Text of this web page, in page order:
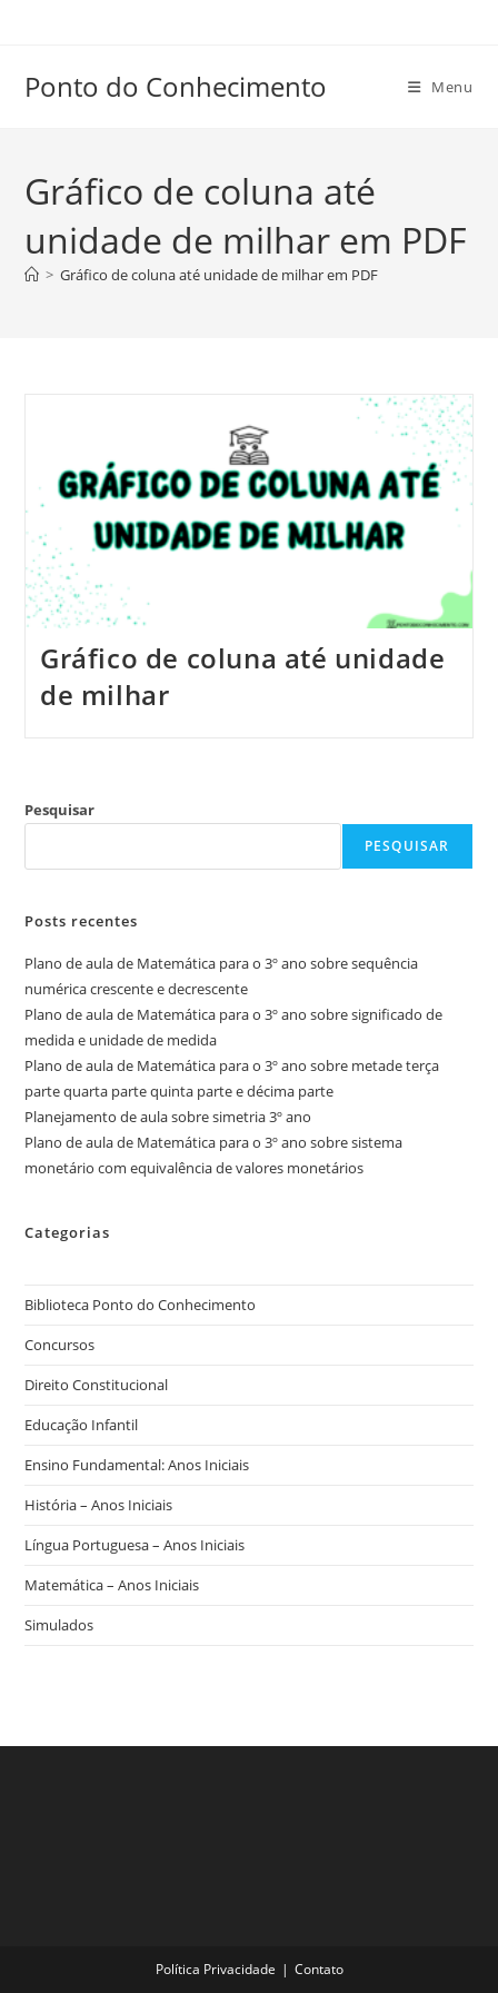
conteúdo
Ponto do Conhecimento Menu
Gráfico de coluna até
unidade de milhar em PDF
> Gráfico de coluna até unidade de milhar em PDF
Gráfico de coluna até unidade
de milhar
Pesquisar
PESQUISAR
Posts recentes
Plano de aula de Matemática para o 3º ano sobre sequência
numérica crescente e decrescente
Plano de aula de Matemática para o 3º ano sobre significado de
medida e unidade de medida
Plano de aula de Matemática para o 3º ano sobre metade terça
parte quarta parte quinta parte e décima parte
Planejamento de aula sobre simetria 3º ano
Plano de aula de Matemática para o 3º ano sobre sistema
monetário com equivalência de valores monetários
Categorias
Biblioteca Ponto do Conhecimento
Concursos
Direito Constitucional
Educação Infantil
Ensino Fundamental: Anos Iniciais
História – Anos Iniciais
Língua Portuguesa – Anos Iniciais
Matemática – Anos Iniciais
Simulados
Política Privacidade Contato